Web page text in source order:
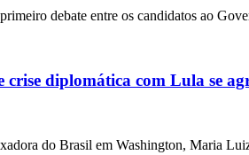
debate entre os candidatos ao
diplomática com Lula se
do Brasil em Washington, Maria